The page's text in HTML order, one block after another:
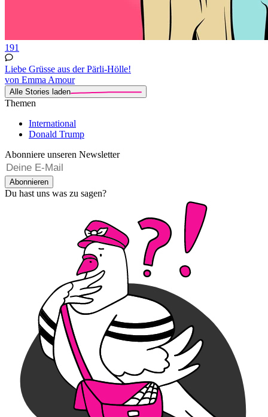
191
Liebe Grüsse aus der Pärli-Hölle!
von Emma Amour
Alle Stories laden
Themen
International
Donald Trump
Abonniere unseren Newsletter
Abonnieren
Du hast uns was zu sagen?